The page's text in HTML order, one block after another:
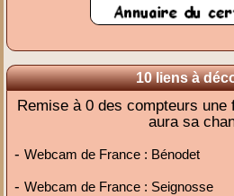
10 liens à
Remise à 0 des compteurs
aura sa
-Webcam de France : Bénodet
-Webcam de France : Seignosse